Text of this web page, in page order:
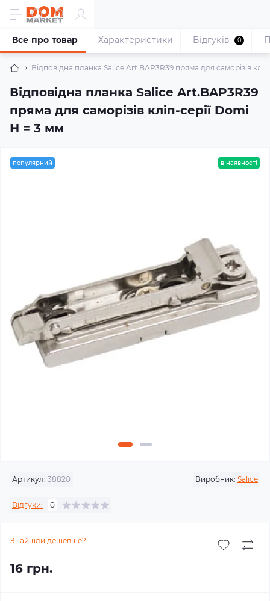
Відповідна планка Salice Art.BAP3R39 пряма для саморізів
Відповідна планка Salice Art.BAP3R39
пряма для саморізів кліп-серії Domi
Н = 3 мм
Все про товар Характеристики Відгуків 0
популярний в наявності
Артикул: 38820 Виробник: Salice
Відгуки: 0
Знайшли дешевше?
16 грн.